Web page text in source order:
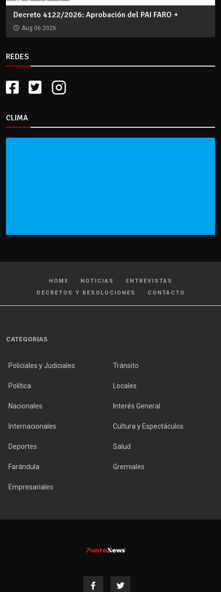
Decreto 4122/2026: Aprobación del PAI FARO +
Aug 06 2026
REDES
CLIMA
HOME NOTICIAS
ENTREVISTAS
DECRETOS Y RESOLUCIONES
CONTACTO
CATEGORIAS
Policiales y Judiciales Tránsito
Política Locales
Nacionales Interés General
Internacionales Cultura y Espectáculos
Deportes Salud
Farándula Gremiales
Empresariales